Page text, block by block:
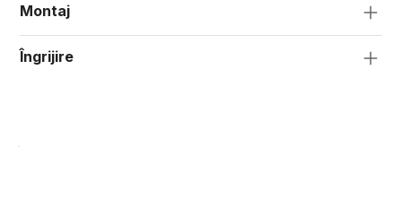
Montaj
Îngrijire